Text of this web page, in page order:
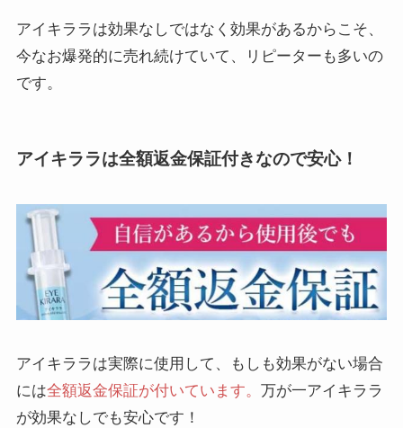
アイキララは効果なしではなく効果があるからこそ、
今なお爆発的に売れ続けていて、リピーターも多いの
です。
アイキララは全額返金保証付きなので安心！
アイキララは実際に使用して、もしも効果がない場合
には全額返金保証が付いています。 万が一アイキララ
が効果なしでも安心です！